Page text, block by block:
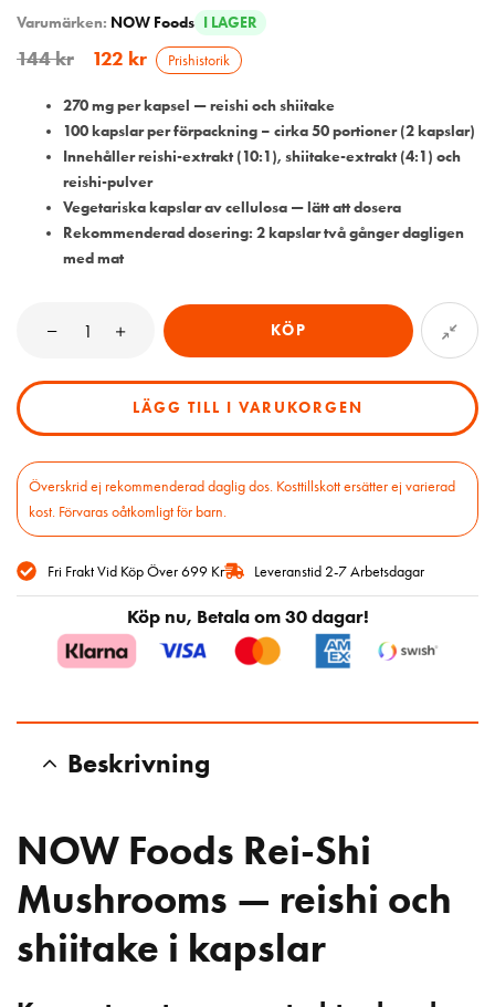
Varumärken: NOW Foods I LAGER
144kr 122 kr Prishistorik
270 mg per kapsel — reishi och shiitake
100 kapslar per förpackning – cirka 50 portioner (2 kapslar)
Innehåller reishi-extrakt (10:1), shiitake-extrakt (4:1) och
reishi-pulver
Vegetariska kapslar av cellulosa — lätt att dosera
Rekommenderad dosering: 2 kapslar två gånger dagligen
med mat
KÖP
LÄGG TILL I VARUKORGEN
Överskrid ej rekommenderad daglig dos. Kosttillskott ersätter ej varierad
kost. Förvaras oåtkomligt för barn.
Fri Frakt Vid Köp Över 699 Kr Leveranstid 2-7 Arbetsdagar
Köp nu, Betala om 30 dagar!
Beskrivning
NOW Foods Rei-Shi
Mushrooms — reishi och
shiitake i kapslar